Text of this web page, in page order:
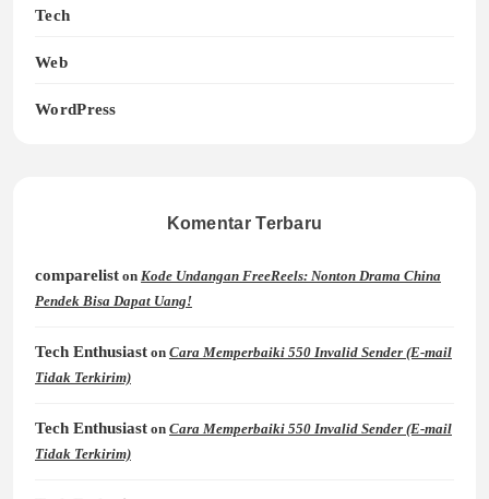
Tech
Web
WordPress
Komentar Terbaru
comparelist on Kode Undangan FreeReels: Nonton Drama China
Pendek Bisa Dapat Uang!
Tech Enthusiast on Cara Memperbaiki 550 Invalid Sender (E-mail
Tidak Terkirim)
Tech Enthusiast on Cara Memperbaiki 550 Invalid Sender (E-mail
Tidak Terkirim)